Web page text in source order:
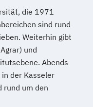
die 1971
sind rund
Weiterhin gibt
und
Abends
der Kasseler
rund um den